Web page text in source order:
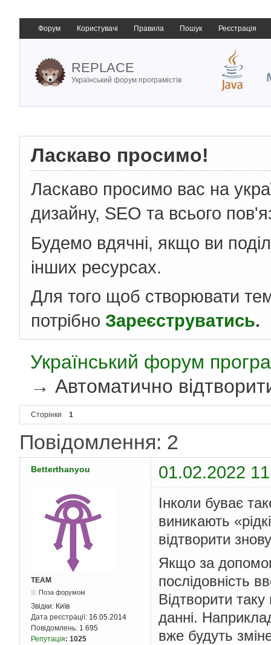
Форум Користувачі Правила Пошук Реєстрація
REPLACE
Український форум програмістів
Ласкаво просимо!
Ласкаво просимо вас на
дизайну, SEO та всього
Будемо вдячні, якщо ви
інших ресурсах.
Для того щоб створювати
потрібно Зареєструватись.
Український форум
→Автоматично
Сторінки 1
Повідомлення: 2
Betterthanyou 01.02.2022
TEAM
Поза форумом
Звідки: Київ
Дата реєстрації: 16.05.2014
Повідомлень: 1 695
Репутація: 1025
Інколи буває
виникають
відтворити
Якщо за
послідовність
Відтворити
данні.
вже будуть